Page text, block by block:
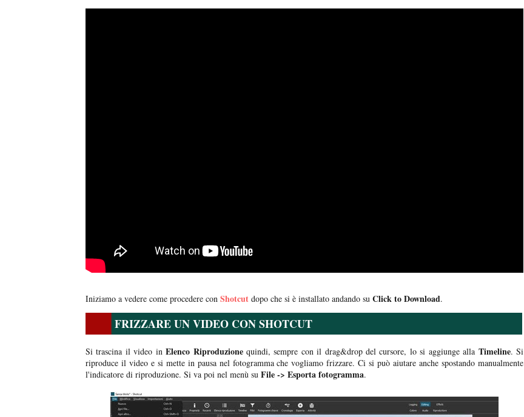
Iniziamo a vedere come procedere con Shotcut dopo che si è installato andando su Click to Download.
FRIZZARE UN VIDEO CON SHOTCUT
Si trascina il video inElenco Riproduzionequindi, sempre con il drag&drop del cursore, lo si aggiunge alla Timeline. Si
riproduce il video e si mette in pausa nel fotogramma che vogliamo frizzare. Ci si può aiutare anche spostando manualmente
l'indicatore di riproduzione. Si va poi nel menù su File -> Esporta fotogramma.